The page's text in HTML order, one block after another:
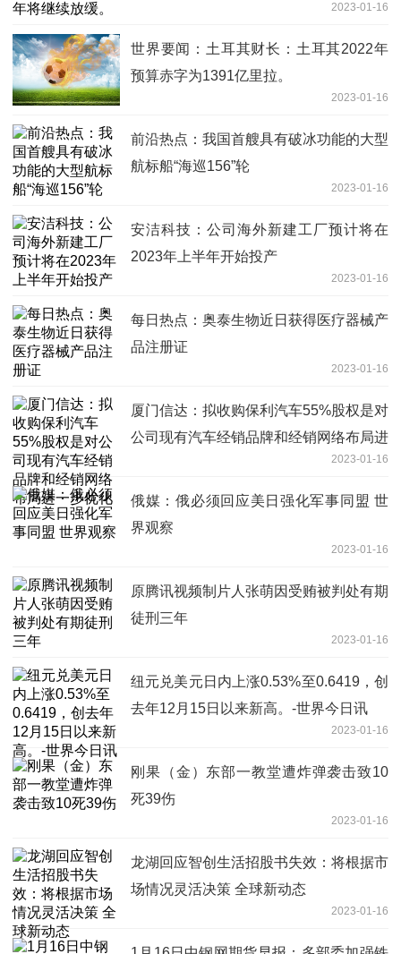
2023-01-16
世界要闻：土耳其财长：土耳其2022年
预算赤字为1391亿里拉。
2023-01-16
前沿热点：我国首艘具有破冰功能的大型
航标船“海巡156”轮
2023-01-16
安洁科技：公司海外新建工厂预计将在
2023年上半年开始投产
2023-01-16
每日热点：奥泰生物近日获得医疗器械产
品注册证
2023-01-16
厦门信达：拟收购保利汽车55%股权是对
公司现有汽车经销品牌和经销网络布局进
2023-01-16
俄媒：俄必须回应美日强化军事同盟 世
界观察
2023-01-16
原腾讯视频制片人张萌因受贿被判处有期
徒刑三年
2023-01-16
纽元兑美元日内上涨0.53%至0.6419，创
去年12月15日以来新高。-世界今日讯
2023-01-16
刚果（金）东部一教堂遭炸弹袭击致10
死39伤
2023-01-16
龙湖回应智创生活招股书失效：将根据市
场情况灵活决策 全球新动态
2023-01-16